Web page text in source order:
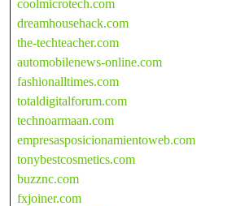
coolmicrotech.com
dreamhousehack.com
the-techteacher.com
automobilenews-online.com
fashionalltimes.com
totaldigitalforum.com
technoarmaan.com
empresasposicionamientoweb.com
tonybestcosmetics.com
buzznc.com
fxjoiner.com